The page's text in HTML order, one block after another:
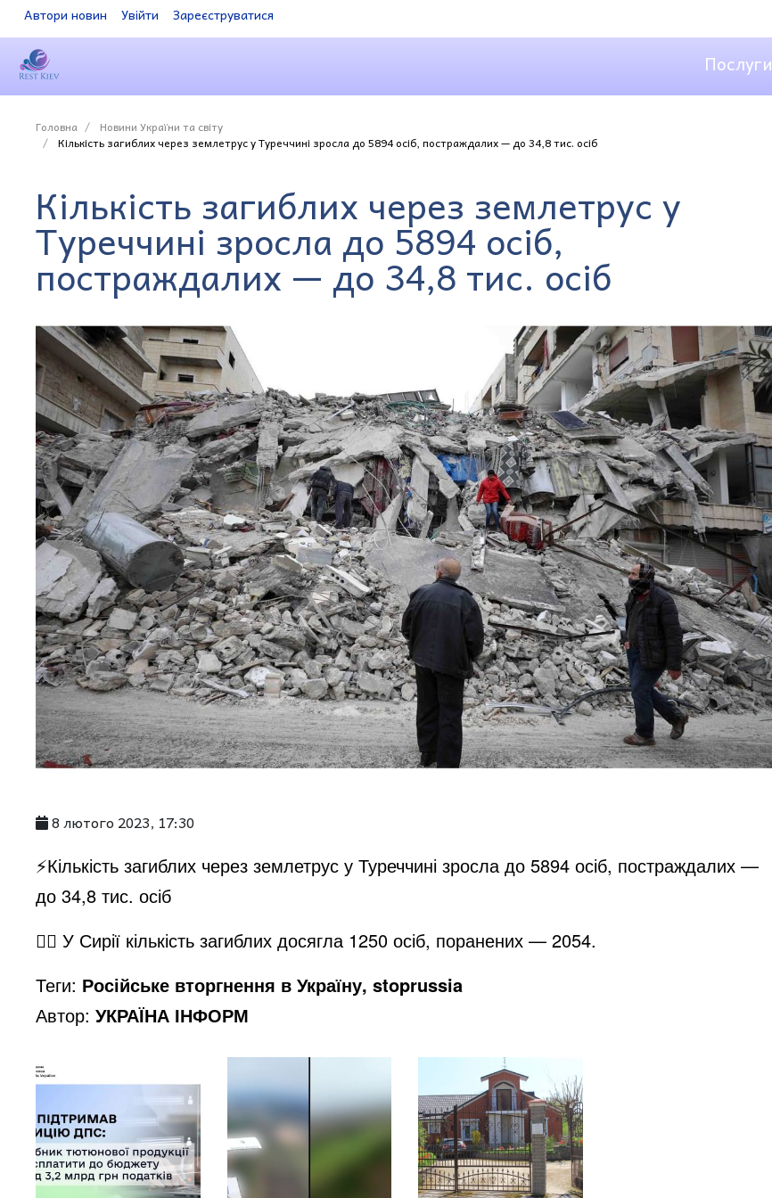
Автори новин Увійти Зареєструватися
Послуги
Головна
Новини України та світу
Кількість загиблих через землетрус у Туреччині зросла до 5894 осіб, постраждалих — до 34,8 тис. осіб
Кількість загиблих через землетрус у
Туреччині зросла до 5894 осіб,
постраждалих — до 34,8 тис. осіб
8 лютого 2023, 17:30
⚡️Кількість загиблих через землетрус у Туреччині зросла до 5894 осіб, постраждалих —
до 34,8 тис. осіб
☝🏻 У Сирії кількість загиблих досягла 1250 осіб, поранених — 2054.
Теги: Російське вторгнення в Україну, stoprussia
Автор:УКРАЇНА ІНФОРМ